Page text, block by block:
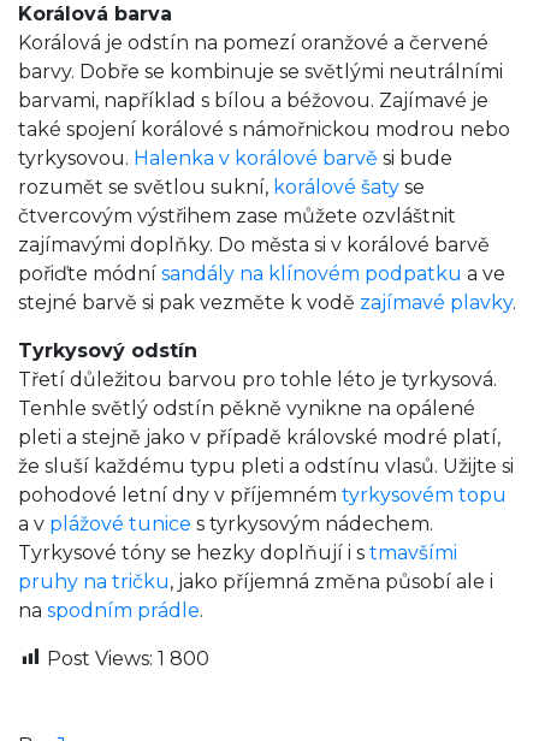
Korálová barva
Korálová je odstín na pomezí oranžové a červené
barvy. Dobře se kombinuje se světlými neutrálními
barvami, například s bílou a béžovou. Zajímavé je
také spojení korálové s námořnickou modrou nebo
tyrkysovou. Halenka v korálové barvě si bude
rozumět se světlou sukní, korálové šaty se
čtvercovým výstřihem zase můžete ozvláštnit
zajímavými doplňky. Do města si v korálové barvě
pořiďte módní sandály na klínovém podpatku a ve
stejné barvě si pak vezměte k vodě zajímavé plavky.
Tyrkysový odstín
Třetí důležitou barvou pro tohle léto je tyrkysová.
Tenhle světlý odstín pěkně vynikne na opálené
pleti a stejně jako v případě královské modré platí,
že sluší každému typu pleti a odstínu vlasů. Užijte si
pohodové letní dny v příjemném tyrkysovém topu
a v plážové tunice s tyrkysovým nádechem.
Tyrkysové tóny se hezky doplňují i s tmavšími
pruhy na tričku, jako příjemná změna působí ale i
na spodním prádle.
Post Views: 1 800